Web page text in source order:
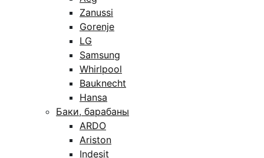
Zanussi
Gorenje
LG
Samsung
Whirlpool
Bauknecht
Hansa
Баки, барабаны
ARDO
Ariston
Indesit